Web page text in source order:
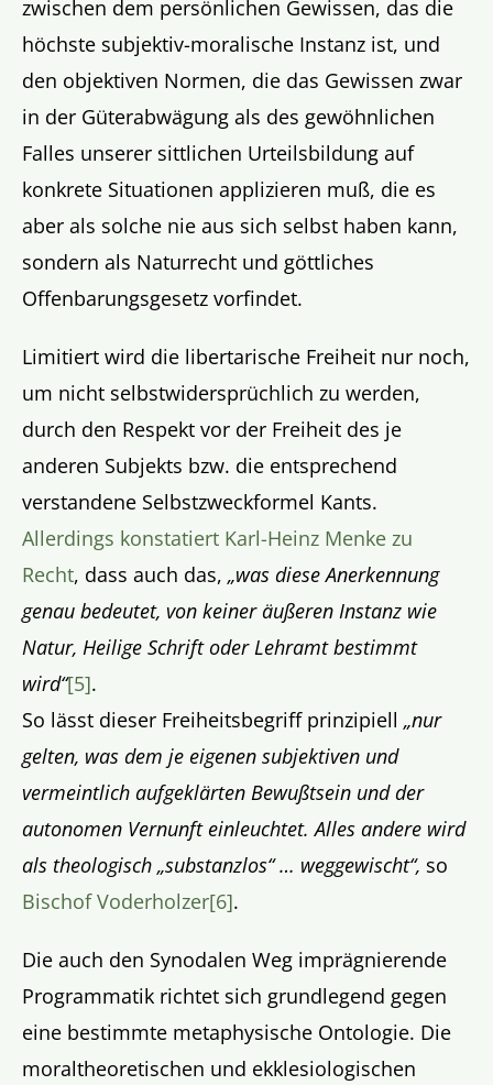
zwischen dem persönlichen Gewissen, das die
höchste subjektiv-moralische Instanz ist, und
den objektiven Normen, die das Gewissen zwar
in der Güterabwägung als des gewöhnlichen
Falles unserer sittlichen Urteilsbildung auf
konkrete Situationen applizieren muß, die es
aber als solche nie aus sich selbst haben kann,
sondern als Naturrecht und göttliches
Offenbarungsgesetz vorfindet.
Limitiert wird die libertarische Freiheit nur noch,
um nicht selbstwidersprüchlich zu werden,
durch den Respekt vor der Freiheit des je
anderen Subjekts bzw. die entsprechend
verstandene Selbstzweckformel Kants.
Allerdings konstatiert Karl-Heinz Menke zu
Recht, dass auch das, „was diese Anerkennung
genau bedeutet, von keiner äußeren Instanz wie
Natur, Heilige Schrift oder Lehramt bestimmt
wird“[5].
So lässt dieser Freiheitsbegriff prinzipiell „nur
gelten, was dem je eigenen subjektiven und
vermeintlich aufgeklärten Bewußtsein und der
autonomen Vernunft einleuchtet. Alles andere wird
als theologisch „substanzlos“ … weggewischt“, so
Bischof Voderholzer[6].
Die auch den Synodalen Weg imprägnierende
Programmatik richtet sich grundlegend gegen
eine bestimmte metaphysische Ontologie. Die
moraltheoretischen und ekklesiologischen